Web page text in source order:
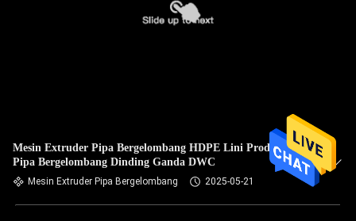
Mesin Extruder Pipa Bergelombang HDPE Lini Produksi
Pipa Bergelombang Dinding Ganda DWC
Mesin Extruder Pipa Bergelombang 2025-05-21